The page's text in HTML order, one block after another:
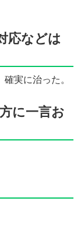
応などは
実に治った。
に一言お